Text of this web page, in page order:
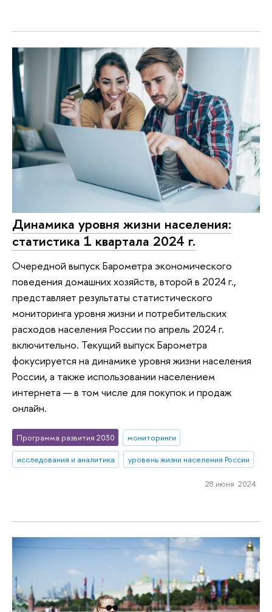
Динамика уровня жизни населения:
статистика 1 квартала 2024 г.
Очередной выпуск Барометра экономического
поведения домашних хозяйств, второй в 2024 г.,
представляет результаты статистического
мониторинга уровня жизни и потребительских
расходов населения России по апрель 2024 г.
включительно. Текущий выпуск Барометра
фокусируется на динамике уровня жизни населения
России, а также использовании населением
интернета — в том числе для покупок и продаж
онлайн.
Программа развития 2030
мониторинги
исследования и аналитика
уровень жизни населения России
28 июня 2024